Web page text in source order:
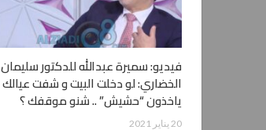
فيديو: سميرة عبدالله للدكتور سليمان
الخضاري: لو دخلت البيت و شفت عيالك
ياخذون “حشيش” .. شنو موقفك ؟
20 يناير 2021